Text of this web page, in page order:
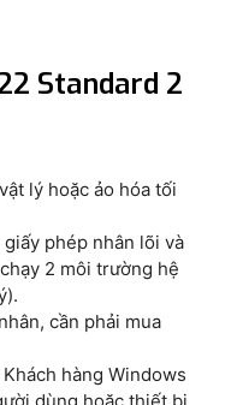
Standard 2
lý hoặc ảo hóa tối
phép nhân lõi và
2 môi trường hệ
cần phải mua
hàng Windows